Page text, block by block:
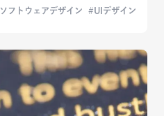
ソフトウェアデザイン UIデザイン